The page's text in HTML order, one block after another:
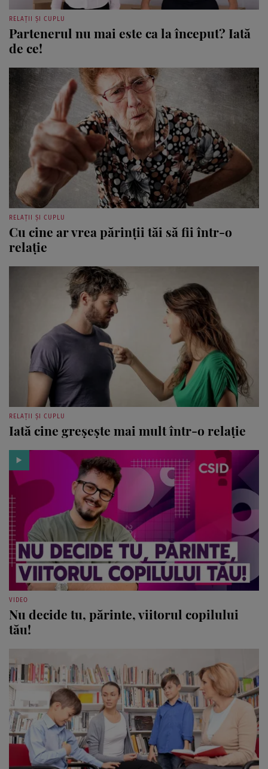
RELAȚII ȘI CUPLU
Partenerul nu mai este ca la început? Iată
de ce!
RELAȚII ȘI CUPLU
Cu cine ar vrea părinții tăi să fii într-o
relație
RELAȚII ȘI CUPLU
Iată cine greșește mai mult într-o relație
VIDEO
Nu decide tu, părinte, viitorul copilului
tău!